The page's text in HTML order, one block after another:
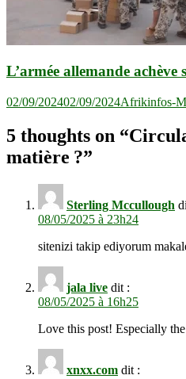
L’armée allemande
02/09/202402/09/2024Afrikinfos-
5 thoughts on “
matière ?”
Sterling Mccullough
08/05/2025 à 23h24
sitenizi takip ediyorum
jala live dit :
08/05/2025 à 16h25
Love this post! Especially
xnxx.com dit :